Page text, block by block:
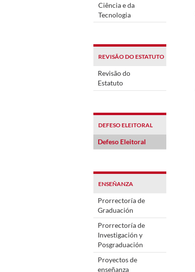
Ciência e da
Tecnologia
REVISÃO DO ESTATUTO
Revisão do
Estatuto
DEFESO ELEITORAL
Defeso Eleitoral
ENSEÑANZA
Prorrectoría de
Graduación
Prorrectoría de
Investigación y
Posgraduación
Proyectos de
enseñanza